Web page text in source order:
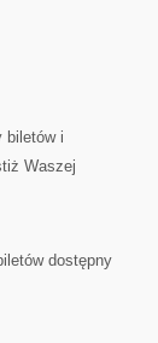
biletów i
Waszej
dostępny